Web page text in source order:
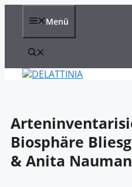
Zum
Menü
Biosphäre
& Anita